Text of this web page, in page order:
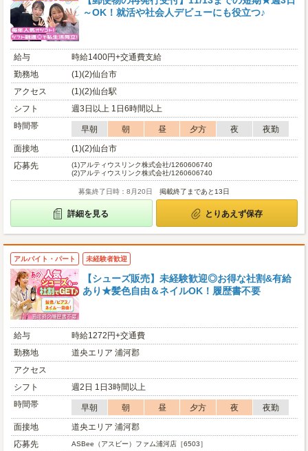
～OK！就活や社会人デビューにも役立つ♪
給与
時給1400円+交通費支給
勤務地
(1)(2)仙台市
アクセス
(1)(2)仙台駅
シフト
週3日以上 1日6時間以上
時間帯
早朝 朝 昼 夕方 夜
夜勤
面接地
(1)(2)仙台市
応募先
(1)アルティウスリンク株式会社/1260606740
(2)アルティウスリンク株式会社/1260606740
募集終了日時：8月20日 掲載終了まであと13日
詳細を見る とりあえず保存
アルバイト・パート 未経験者歓迎
【シューズ販売】未経験歓迎◎お得な社割&有給
あり★髪色自由＆ネイルOK！履歴書不要
給与
時給1272円+交通費
勤務地
道央エリア 浦河郡
アクセス
シフト
週2日 1日3時間以上
時間帯
早朝 朝 昼 夕方 夜
夜勤
面接地
道央エリア 浦河郡
応募先
ASBee（アスビー）ファム浦河店［6503］